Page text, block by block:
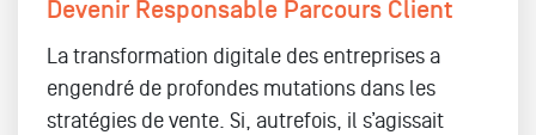
Devenir Responsable Parcours Client
La transformation digitale des entreprises a
engendré de profondes mutations dans les
stratégies de vente. Si, autrefois, il s’agissait